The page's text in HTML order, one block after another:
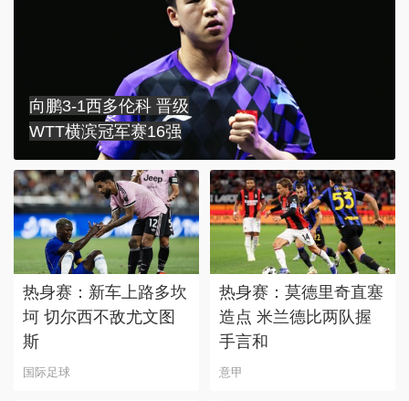
向鹏3-1西多伦科 晋级
WTT横滨冠军赛16强
热身赛：新车上路多坎
坷 切尔西不敌尤文图
斯
国际足球
热身赛：莫德里奇直塞
造点 米兰德比两队握
手言和
意甲